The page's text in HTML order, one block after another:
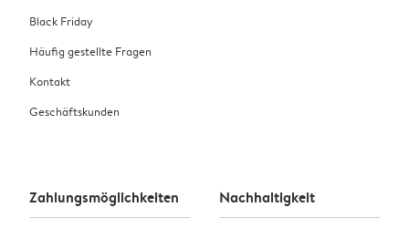
Black Friday
Häufig gestellte Fragen
Kontakt
Geschäftskunden
Zahlungsmöglichkeiten Nachhaltigkeit